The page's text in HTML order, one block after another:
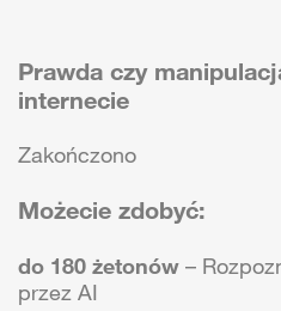
Prawda czy
internecie
Zakończono
Możecie zdobyć:
do 180 żetonów –
przez AI